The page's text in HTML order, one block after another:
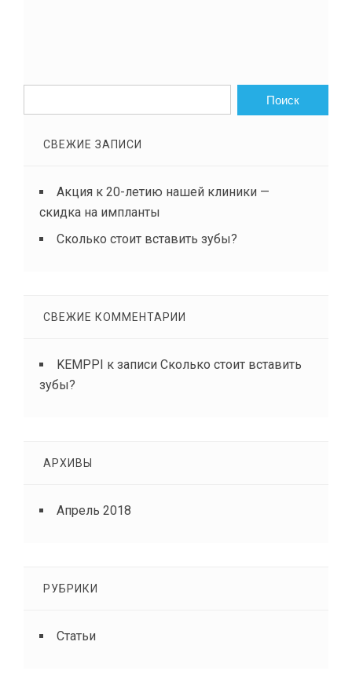
СВЕЖИЕ ЗАПИСИ
Акция к 20-летию нашей клиники —
скидка на импланты
Сколько стоит вставить зубы?
СВЕЖИЕ КОММЕНТАРИИ
KEMPPI к записи Сколько стоит вставить
зубы?
АРХИВЫ
Апрель 2018
РУБРИКИ
Статьи